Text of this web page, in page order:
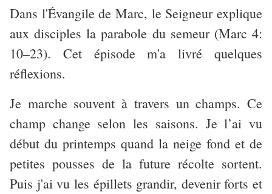
Dans l'Évangile de Marc, le Seigneur explique
aux disciples la parabole du semeur (Marc 4:
10–23). Cet épisode m'a livré quelques
réflexions.
Je marche souvent à travers un champs. Ce
champ change selon les saisons. Je l’ai vu
début du printemps quand la neige fond et de
petites pousses de la future récolte sortent.
Puis j'ai vu les épillets grandir, devenir forts et